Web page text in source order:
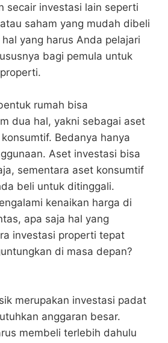
secair investasi lain seperti
saham yang mudah dibeli
yang harus Anda pelajari
bagi pemula untuk
rumah bisa
dua hal, yakni sebagai aset
Bedanya hanya
Aset investasi bisa
sementara aset konsumtif
beli untuk ditinggali.
kenaikan harga di
apa saja hal yang
investasi properti tepat
di masa depan?
merupakan investasi padat
anggaran besar.
membeli terlebih dahulu